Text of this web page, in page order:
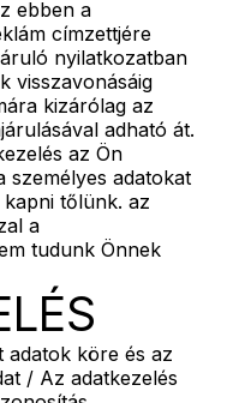
ebben a
címzettjére
nyilatkozatban
visszavonásáig
kizárólag az
adható át.
az Ön
személyes adatokat
tőlünk. az
a
tudunk Önnek
adatok köre és az
/ Az adatkezelés